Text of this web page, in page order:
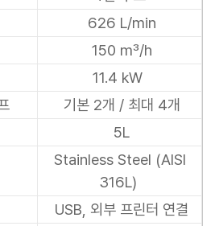
626 L/min
150 m³/h
11.4 kW
기본 2개 / 최대 4개
5L
Stainless Steel (AISI
316L)
USB, 외부 프린터 연결